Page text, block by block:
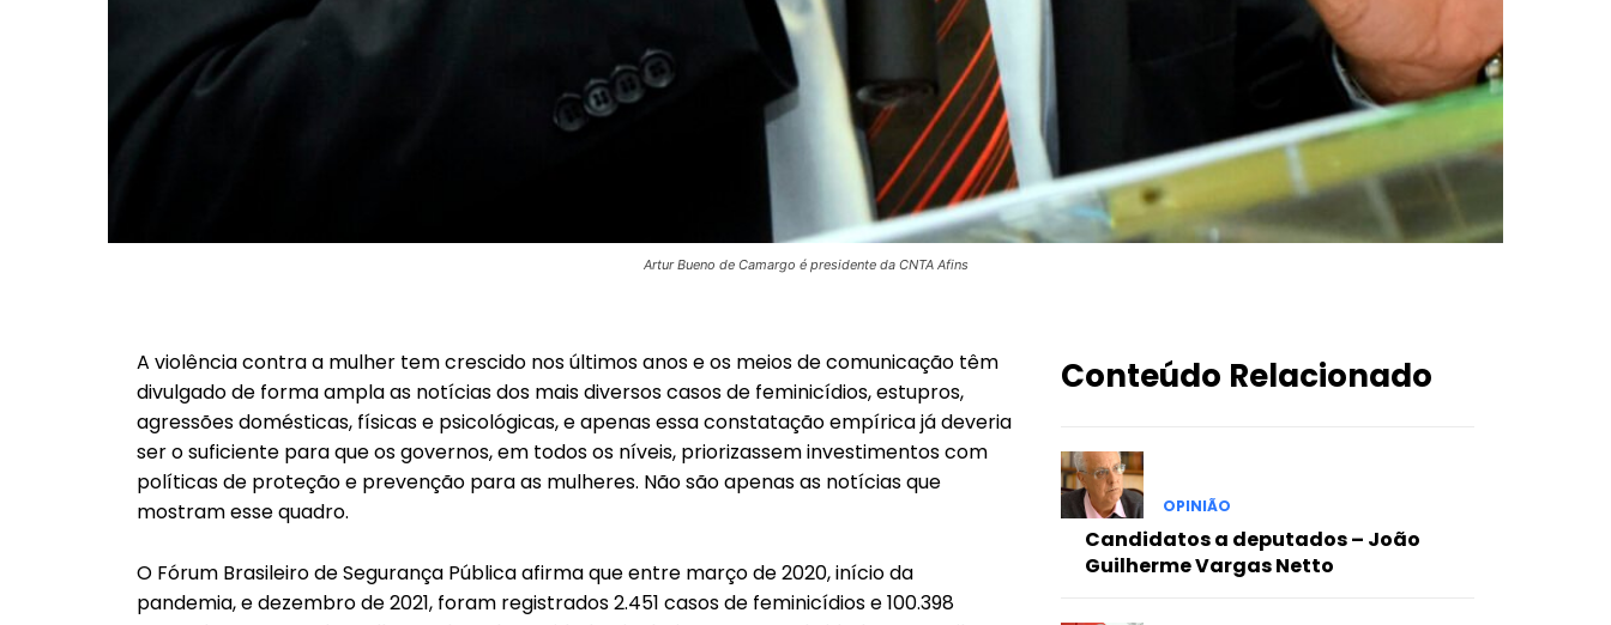
Artur Bueno de Camargo é presidente da CNTA Afins
A violência contra a mulher tem crescido nos últimos anos e os meios de comunicação têm
divulgado de forma ampla as notícias dos mais diversos casos de feminicídios, estupros,
agressões domésticas, físicas e psicológicas, e apenas essa constatação empírica já deveria
ser o suficiente para que os governos, em todos os níveis, priorizassem investimentos com
políticas de proteção e prevenção para as mulheres. Não são apenas as notícias que
mostram esse quadro.
O Fórum Brasileiro de Segurança Pública afirma que entre março de 2020, início da
pandemia, e dezembro de 2021, foram registrados 2.451 casos de feminicídios e 100.398
Conteúdo Relacionado
OPINIÃO
Candidatos a deputados – João
Guilherme Vargas Netto